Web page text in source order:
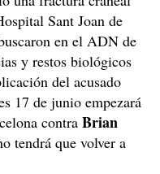
Sant Joan de
en el ADN de
y restos biológicos
del acusado
17 de junio empezará
contra Brian
tendrá que volver a